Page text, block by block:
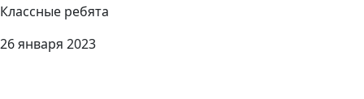
Классные ребята
26 января 2023